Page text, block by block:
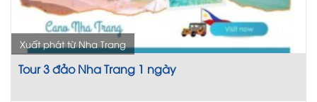
Tour 3 đảo Nha Trang 1 ngày
Xuất phát từ Nha Trang